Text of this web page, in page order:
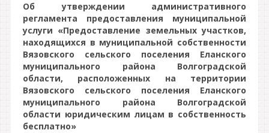
Об утверждении административного
регламента предоставления муниципальной
услуги «Предоставление земельных участков,
находящихся в муниципальной собственности
Вязовского сельского поселения Еланского
муниципального района Волгоградской
области, расположенных на территории
Вязовского сельского поселения Еланского
муниципального района Волгоградской
области юридическим лицам в собственность
бесплатно»